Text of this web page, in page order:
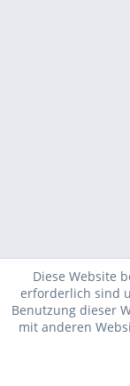
Diese Website
erforderlich sind
Benutzung dieser
mit anderen